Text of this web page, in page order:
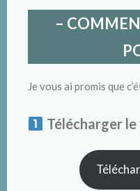
–
Je vous ai promis que
Télécharger